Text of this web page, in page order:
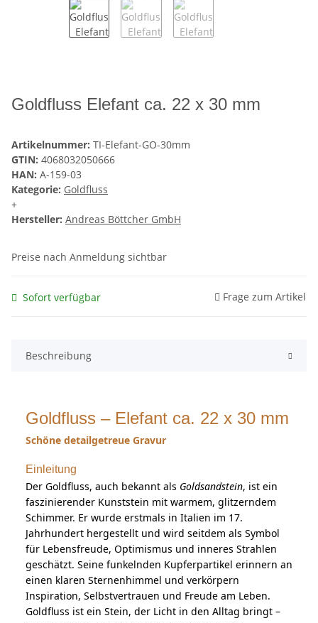
Goldfluss Elefant ca. 22 x 30 mm
Artikelnummer: TI-Elefant-GO-30mm
GTIN: 4068032050666
HAN: A-159-03
Kategorie: Goldfluss
+
Hersteller: Andreas Böttcher GmbH
Preise nach Anmeldung sichtbar
Sofort verfügbar Frage zum Artikel
Beschreibung
Goldfluss – Elefant ca. 22 x 30 mm
Schöne detailgetreue Gravur
Einleitung
Der Goldfluss, auch bekannt als Goldsandstein, ist ein
faszinierender Kunststein mit warmem, glitzerndem
Schimmer. Er wurde erstmals in Italien im 17.
Jahrhundert hergestellt und wird seitdem als Symbol
für Lebensfreude, Optimismus und inneres Strahlen
geschätzt. Seine funkelnden Kupferpartikel erinnern an
einen klaren Sternenhimmel und verkörpern
Inspiration, Selbstvertrauen und Freude am Leben.
Goldfluss ist ein Stein, der Licht in den Alltag bringt –